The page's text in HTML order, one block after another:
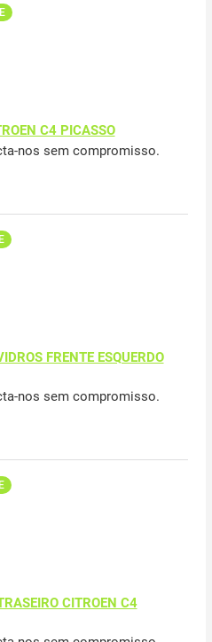
C4 PICASSO
nos sem compromisso.
FRENTE ESQUERDO
nos sem compromisso.
CITROEN C4